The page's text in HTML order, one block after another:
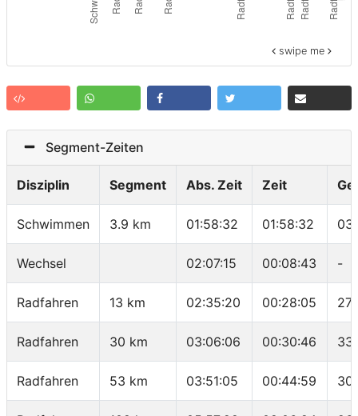
swipe me
Segment-Zeiten
Disziplin Segment Abs. Zeit Zeit
Schwimmen 3.9 km 01:58:32 01:58:32
Wechsel 02:07:15 00:08:43 -
Radfahren 13 km 02:35:20 00:28:05
Radfahren 30 km 03:06:06 00:30:46
Radfahren 53 km 03:51:05 00:44:59